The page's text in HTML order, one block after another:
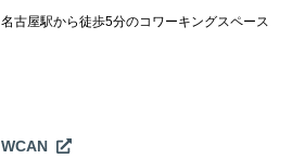
名古屋駅から徒歩5分のコワーキングスペース
WCAN